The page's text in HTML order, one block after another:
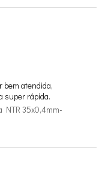
bem atendida,
super rápida.
NTR 35x0,4mm-